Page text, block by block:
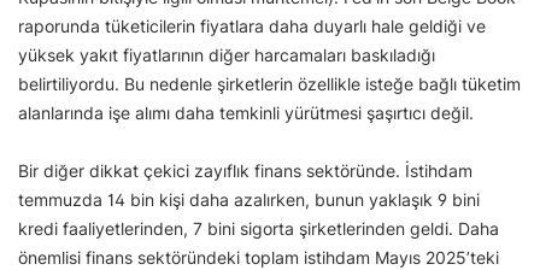
raporunda tüketicilerin fiyatlara daha duyarlı hale geldiği ve
yüksek yakıt fiyatlarının diğer harcamaları baskıladığı
belirtiliyordu. Bu nedenle şirketlerin özellikle isteğe bağlı tüketim
alanlarında işe alımı daha temkinli yürütmesi şaşırtıcı değil.
Bir diğer dikkat çekici zayıflık finans sektöründe. İstihdam
temmuzda 14 bin kişi daha azalırken, bunun yaklaşık 9 bini
kredi faaliyetlerinden, 7 bini sigorta şirketlerinden geldi. Daha
önemlisi finans sektöründeki toplam istihdam Mayıs 2025’teki